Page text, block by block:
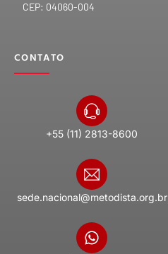
CEP: 04060-004
CONTATO
+55 (11) 2813-8600
sede.nacional@metodista.org.br